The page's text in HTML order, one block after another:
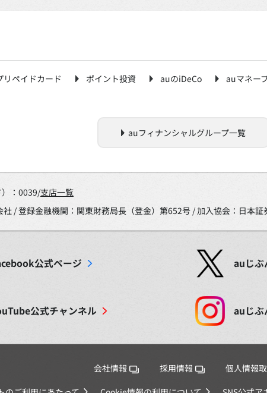
リペイドカード ポイント投資 auのiDeCo auマネー
auフィナンシャルグループ一覧
：0039/支店一覧
/ 登録金融機関：関東財務局長（登金）第652号 / 加入協会：日本
公式ページ auじぶ
公式チャンネル auじぶ
会社情報 採用情報 個人情報